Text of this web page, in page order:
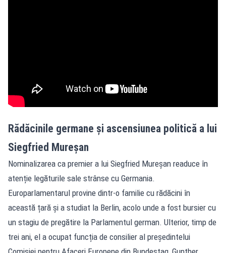
Rădăcinile germane și ascensiunea politică a lui
Siegfried Mureșan
Nominalizarea ca premier a lui Siegfried Mureșan readuce în
atenție legăturile sale strânse cu Germania.
Europarlamentarul provine dintr-o familie cu rădăcini în
această țară și a studiat la Berlin, acolo unde a fost bursier cu
un stagiu de pregătire la Parlamentul german. Ulterior, timp de
trei ani, el a ocupat funcția de consilier al președintelui